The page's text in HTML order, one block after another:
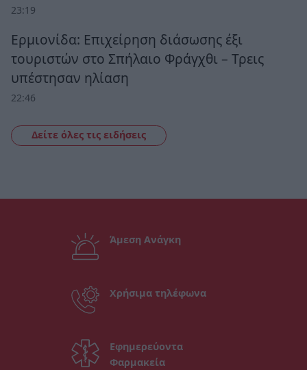
23:19
Ερμιονίδα: Επιχείρηση διάσωσης έξι
τουριστών στο Σπήλαιο Φράγχθι – Τρεις
υπέστησαν ηλίαση
22:46
Δείτε όλες τις ειδήσεις
Άμεση Ανάγκη
Χρήσιμα τηλέφωνα
Εφημερεύοντα
Φαρμακεία